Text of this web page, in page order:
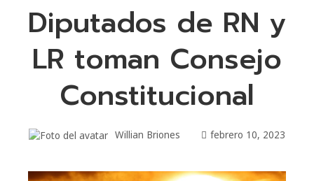
Diputados de RN y
LR toman Consejo
Constitucional
Willian Briones febrero 10, 2023